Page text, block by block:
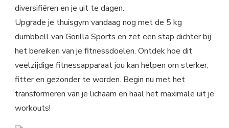
diversifiëren en je uit te dagen.
Upgrade je thuisgym vandaag nog met de 5 kg
dumbbell van Gorilla Sports en zet een stap dichter bij
het bereiken van je fitnessdoelen. Ontdek hoe dit
veelzijdige fitnessapparaat jou kan helpen om sterker,
fitter en gezonder te worden. Begin nu met het
transformeren van je lichaam en haal het maximale uit je
workouts!